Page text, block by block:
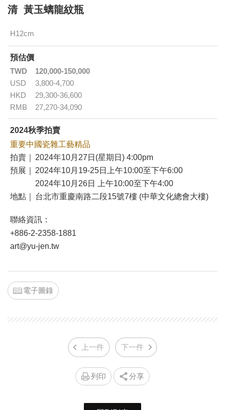
清 黃玉螭龍紋瓶
H12cm
預估價
TWD
120,000-150,000
USD
3,800-4,700
HKD
29,300-36,600
RMB
27,270-34,090
2024秋季拍賣
重要中國瓷雜工藝精品
拍賣｜
2024年10月27日(星期日) 4:00pm
預展｜
2024年10月19-25日上午10:00至下午6:00
2024年10月26日 上午10:00至下午4:00
地點｜
台北市重慶南路二段15號7樓 (中華文化總會大樓)
聯絡資訊：
+886-2-2358-1881
art@yu-jen.tw
電子圖錄
上一件 下一件
列印 分享